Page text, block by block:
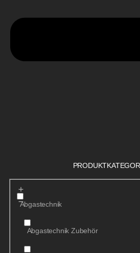
Abgastechnik
Abgastechnik Zubehör